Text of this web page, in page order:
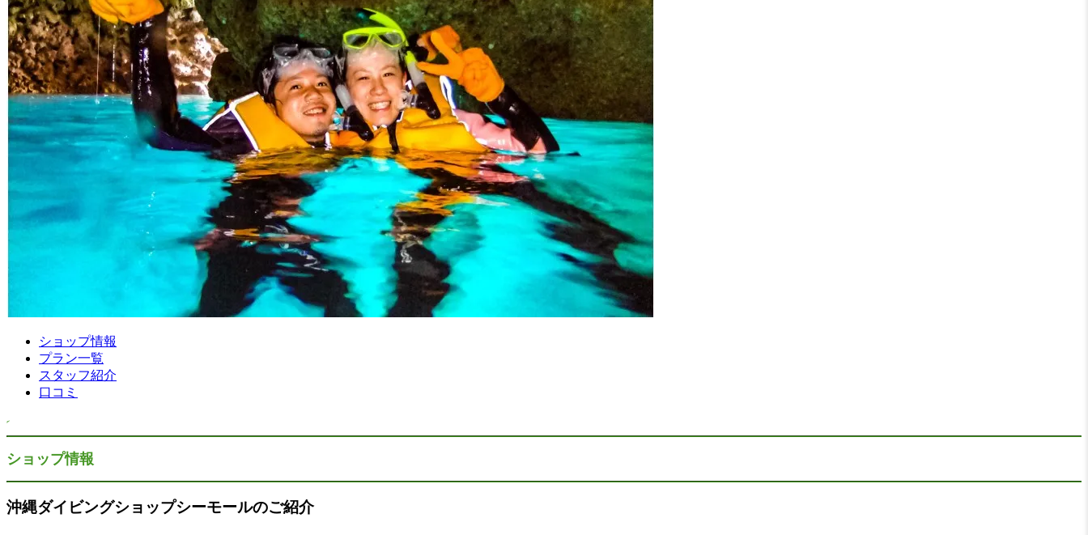
ショップ情報
プラン一覧
スタッフ紹介
口コミ
ショップ情報
沖縄ダイビングショップシーモールのご紹介